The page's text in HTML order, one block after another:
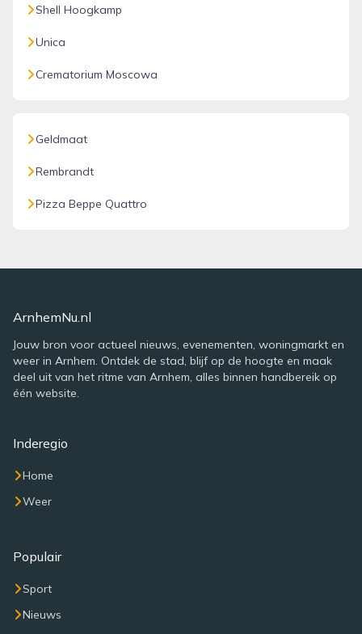
Shell Hoogkamp
Unica
Crematorium Moscowa
Geldmaat
Rembrandt
Pizza Beppe Quattro
ArnhemNu.nl
Jouw bron voor actueel nieuws, evenementen, woningmarkt en
weer in Arnhem. Ontdek de stad, blijf op de hoogte en maak
deel uit van het ritme van Arnhem, alles binnen handbereik op
één website.
Inderegio
Home
Weer
Populair
Sport
Nieuws